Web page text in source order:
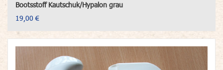
Bootsstoff Kautschuk/Hypalon grau
19,00 €